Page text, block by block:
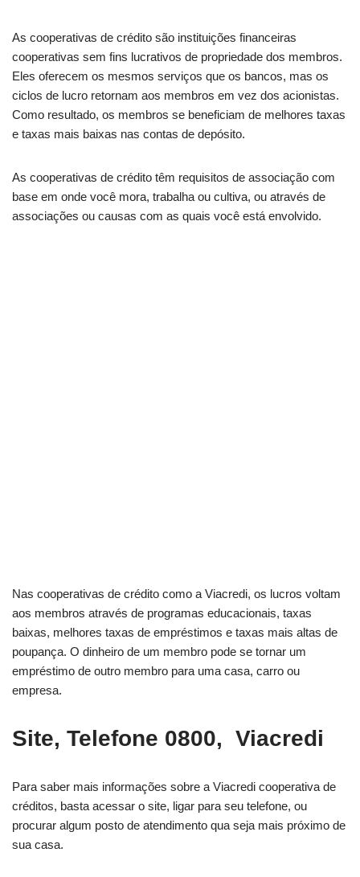
As cooperativas de crédito são instituições financeiras
cooperativas sem fins lucrativos de propriedade dos membros.
Eles oferecem os mesmos serviços que os bancos, mas os
ciclos de lucro retornam aos membros em vez dos acionistas.
Como resultado, os membros se beneficiam de melhores taxas
e taxas mais baixas nas contas de depósito.
As cooperativas de crédito têm requisitos de associação com
base em onde você mora, trabalha ou cultiva, ou através de
associações ou causas com as quais você está envolvido.
Nas cooperativas de crédito como a Viacredi, os lucros voltam
aos membros através de programas educacionais, taxas
baixas, melhores taxas de empréstimos e taxas mais altas de
poupança. O dinheiro de um membro pode se tornar um
empréstimo de outro membro para uma casa, carro ou
empresa.
Site, Telefone 0800, Viacredi
Para saber mais informações sobre a Viacredi cooperativa de
créditos, basta acessar o site, ligar para seu telefone, ou
procurar algum posto de atendimento qua seja mais próximo de
sua casa.